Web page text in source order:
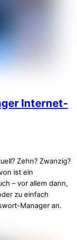
Internet-
Zehn? Zwanzig?
ist ein
– vor allem dann,
zu einfach
Manager an.